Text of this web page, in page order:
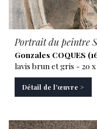
Portrait du peintre
Gonzales COQUES
lavis brun et gris - 20 x
Détail de l'œuvre >